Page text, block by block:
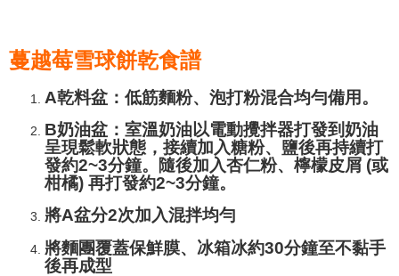
蔓越莓雪球餅乾食譜
A乾料盆：低筋麵粉、泡打粉混合均勻備用。
B奶油盆：室溫奶油以電動攪拌器打發到奶油
呈現鬆軟狀態，接續加入糖粉、鹽後再持續打
發約2~3分鐘。隨後加入杏仁粉、檸檬皮屑 (或
柑橘) 再打發約2~3分鐘。
將A盆分2次加入混拌均勻
將麵團覆蓋保鮮膜、冰箱冰約30分鐘至不黏手
後再成型